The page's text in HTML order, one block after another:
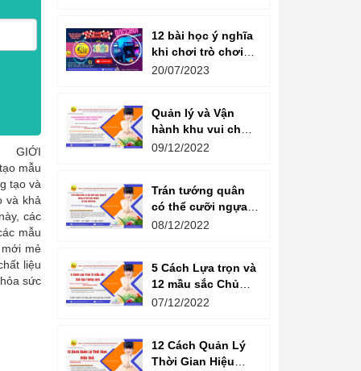
2 GIỚI
mẫu
tạo và
và khả
các
mẫu
mẻ
liệu
sức
12 bài học ý nghĩa
khi chơi trò chơi
máy game đua xe
20/07/2023
Quản lý và Vận
hành khu vui chơi
giải trí -
amusement parks
09/12/2022
Trán tướng quân
có thể cưỡi ngựa,
Bụng tể tướng có
08/12/2022
5 Cách Lựa trọn và
12 mầu sắc Chủ
đạo Tương sinh
năng lượng
07/12/2022
12 Cách Quản Lý
Thời Gian Hiệu